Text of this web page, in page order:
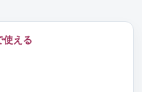
使える